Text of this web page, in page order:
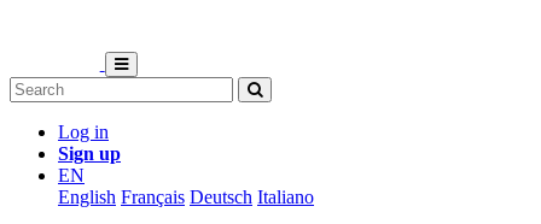
Log in
Sign up
EN
English Français Deutsch Italiano